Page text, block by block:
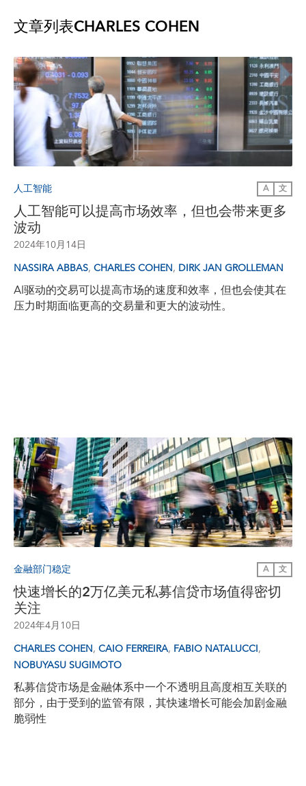
文章列表CHARLES COHEN
人工智能 A 文
人工智能可以提高市场效率，但也会带来更多
波动
2024年10月14日
NASSIRA ABBAS, CHARLES COHEN, DIRK JAN GROLLEMAN
AI驱动的交易可以提高市场的速度和效率，但也会使其在
压力时期面临更高的交易量和更大的波动性。
金融部门稳定 A 文
快速增长的2万亿美元私募信贷市场值得密切
关注
2024年4月10日
CHARLES COHEN, CAIO FERREIRA, FABIO NATALUCCI,
NOBUYASU SUGIMOTO
私募信贷市场是金融体系中一个不透明且高度相互关联的
部分，由于受到的监管有限，其快速增长可能会加剧金融
脆弱性